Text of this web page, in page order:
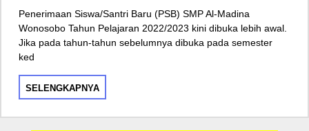
Penerimaan Siswa/Santri Baru (PSB) SMP Al-Madina
Wonosobo Tahun Pelajaran 2022/2023 kini dibuka lebih awal.
Jika pada tahun-tahun sebelumnya dibuka pada semester
ked
SELENGKAPNYA